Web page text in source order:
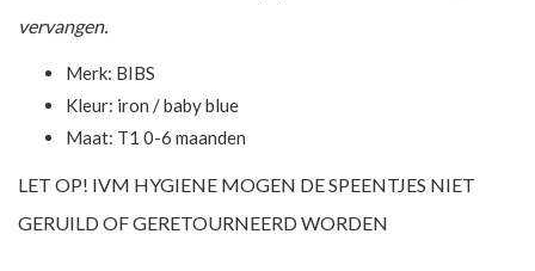
vervangen.
Merk: BIBS
Kleur: iron / baby blue
Maat: T1 0-6 maanden
LET OP! IVM HYGIENE MOGEN DE SPEENTJES NIET
GERUILD OF GERETOURNEERD WORDEN